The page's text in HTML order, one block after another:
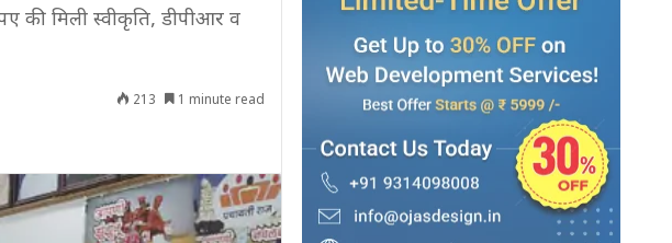
की मिली स्वीकृति, डीपीआर व
213 1 minute read